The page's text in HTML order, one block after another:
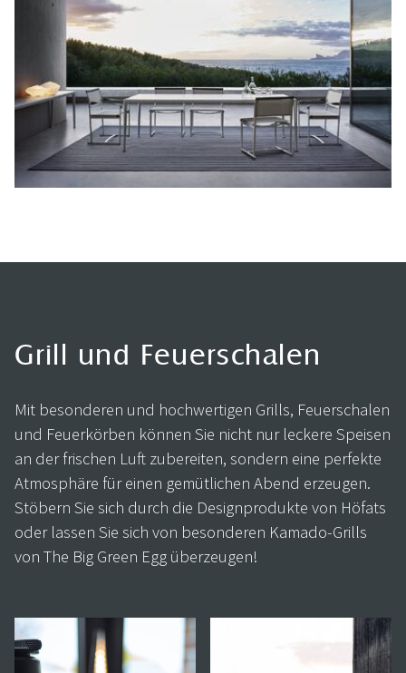
Grill und Feuerschalen
Mit besonderen und hochwertigen Grills, Feuerschalen
und Feuerkörben können Sie nicht nur leckere Speisen
an der frischen Luft zubereiten, sondern eine perfekte
Atmosphäre für einen gemütlichen Abend erzeugen.
Stöbern Sie sich durch die Designprodukte von Höfats
oder lassen Sie sich von besonderen Kamado-Grills
von The Big Green Egg überzeugen!